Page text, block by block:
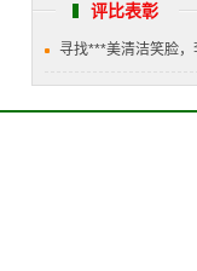
评比表彰
寻找***美清洁笑脸